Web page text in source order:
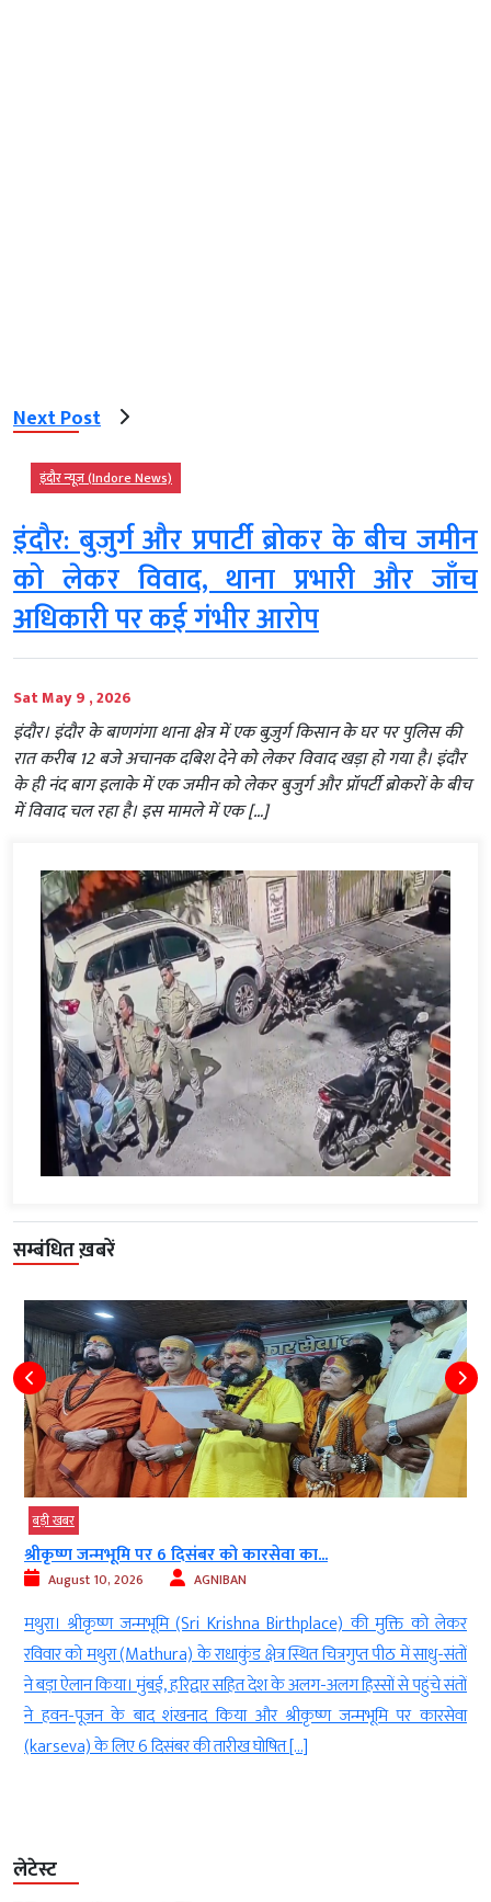
Next Post
इंदौर न्यूज़ (Indore News)
इंदौर: बुजुर्ग और प्रपार्टी ब्रोकर के बीच जमीन
को लेकर विवाद, थाना प्रभारी और जाँच
अधिकारी पर कई गंभीर आरोप
Sat May 9 , 2026
इंदौर। इंदौर के बाणगंगा थाना क्षेत्र में एक बुज़ुर्ग किसान के घर पर पुलिस की
रात करीब 12 बजे अचानक दबिश देने को लेकर विवाद खड़ा हो गया है। इंदौर
के ही नंद बाग इलाके में एक जमीन को लेकर बुजुर्ग और प्रॉपर्टी ब्रोकरों के बीच
में विवाद चल रहा है। इस मामले में एक […]
सम्बंधित ख़बरें
बड़ी खबर
श्रीकृष्ण जन्मभूमि पर 6 दिसंबर को कारसेवा का...
August 10, 2026 AGNIBAN
मथुरा। श्रीकृष्ण जन्मभूमि (Sri Krishna Birthplace) की मुक्ति को लेकर
रविवार को मथुरा (Mathura) के राधाकुंड क्षेत्र स्थित चित्रगुप्त पीठ में साधु-संतों
ने बड़ा ऐलान किया। मुंबई, हरिद्वार सहित देश के अलग-अलग हिस्सों से पहुंचे संतों
ने हवन-पूजन के बाद शंखनाद किया और श्रीकृष्ण जन्मभूमि पर कारसेवा
(karseva) के लिए 6 दिसंबर की तारीख घोषित […]
लेटेस्ट